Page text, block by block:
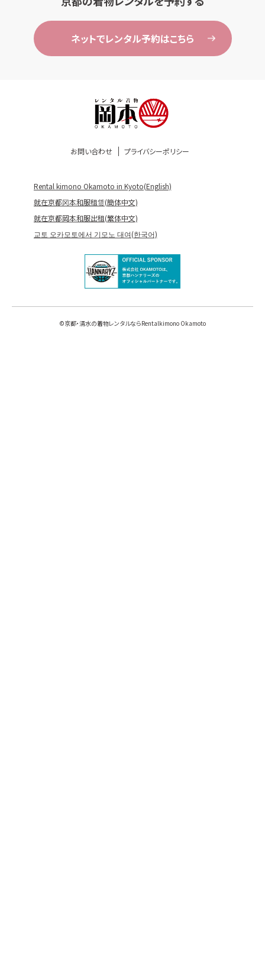
ネットでレンタル予約はこちら
お問い合わせ プライバシーポリシー
Rental kimono Okamoto in Kyoto(English)
就在京都冈本和服租赁(簡体中文)
就在京都岡本和服出租(繁体中文)
교토 오카모토에서 기모노 대여(한국어)
©京都・清水の着物レンタルならRentalkimono Okamoto